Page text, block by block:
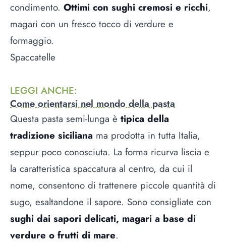
condimento. Ottimi con sughi cremosi e ricchi,
magari con un fresco tocco di verdure e
formaggio.
Spaccatelle
LEGGI ANCHE:
Come orientarsi nel mondo della pasta
Questa pasta semi-lunga è tipica della
tradizione siciliana ma prodotta in tutta Italia,
seppur poco conosciuta. La forma ricurva liscia e
la caratteristica spaccatura al centro, da cui il
nome, consentono di trattenere piccole quantità di
sugo, esaltandone il sapore. Sono consigliate con
sughi dai sapori delicati, magari a base di
verdure o frutti di mare.